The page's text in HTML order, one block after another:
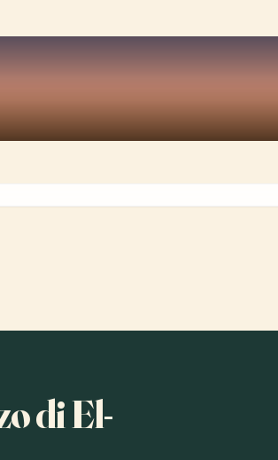
di El-